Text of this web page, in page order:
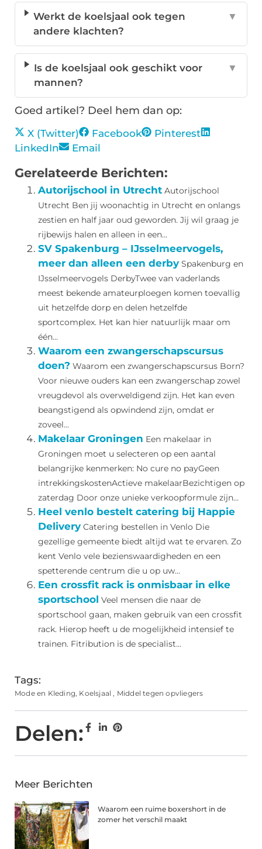
Werkt de koelsjaal ook tegen
andere klachten?
▼
Is de koelsjaal ook geschikt voor
mannen?
▼
Goed artikel? Deel hem dan op:
X (Twitter) Facebook
Pinterest
LinkedIn
Email
Gerelateerde Berichten:
Autorijschool in Utrecht Autorijschool
Utrecht Ben jij woonachtig in Utrecht en onlangs
zestien en half jaar oud geworden. Jij wil graag je
rijbewijs halen en alleen in een...
SV Spakenburg – IJsselmeervogels,
meer dan alleen een derby Spakenburg en
IJsselmeervogels DerbyTwee van vaderlands
meest bekende amateurploegen komen toevallig
uit hetzelfde dorp en delen hetzelfde
sportcomplex. Het kan hier natuurlijk maar om
één...
Waarom een zwangerschapscursus
doen? Waarom een zwangerschapscursus Born?
Voor nieuwe ouders kan een zwangerschap zowel
vreugdevol als overweldigend zijn. Het kan even
beangstigend als opwindend zijn, omdat er
zoveel...
Makelaar Groningen Een makelaar in
Groningen moet u selecteren op een aantal
belangrijke kenmerken: No cure no payGeen
intrekkingskostenActieve makelaarBezichtigen op
zaterdag Door onze unieke verkoopformule zijn...
Heel venlo bestelt catering bij Happie
Delivery Catering bestellen in Venlo Die
gezellige gemeente biedt altijd wat te ervaren. Zo
kent Venlo vele bezienswaardigheden en een
spetterende centrum die u op uw...
Een crossfit rack is onmisbaar in elke
sportschool Veel mensen die naar de
sportschool gaan, maken gebruik van een crossfit
rack. Hierop heeft u de mogelijkheid intensief te
trainen. Fitribution is de specialist...
Tags:
Mode en Kleding, Koelsjaal , Middel tegen opvliegers
Delen:
Meer Berichten
Waarom een ruime boxershort in de
zomer het verschil maakt